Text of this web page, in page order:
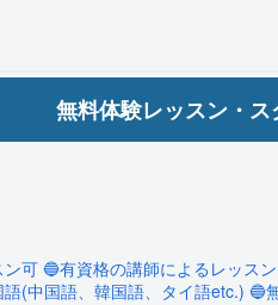
無料体験レッスン・ス
ン可 🔵有資格の講師によるレッスン
(中国語、韓国語、タイ語etc.) 🔵